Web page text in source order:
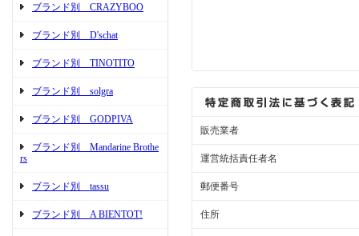
ブランド別 CRAZYBOO
ブランド別 D'schat
ブランド別 TINOTITO
ブランド別 solgra
ブランド別 GODPIVA
ブランド別 Mandarine Brothe
rs
ブランド別 tassu
ブランド別 A BIENTOT!
販売業者
運営統括責任者名
郵便番号
住所